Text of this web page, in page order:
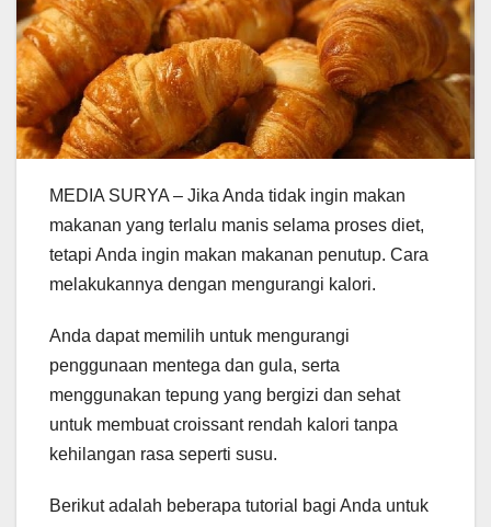
MEDIA SURYA – Jika Anda tidak ingin makan
makanan yang terlalu manis selama proses diet,
tetapi Anda ingin makan makanan penutup. Cara
melakukannya dengan mengurangi kalori.
Anda dapat memilih untuk mengurangi
penggunaan mentega dan gula, serta
menggunakan tepung yang bergizi dan sehat
untuk membuat croissant rendah kalori tanpa
kehilangan rasa seperti susu.
Berikut adalah beberapa tutorial bagi Anda untuk